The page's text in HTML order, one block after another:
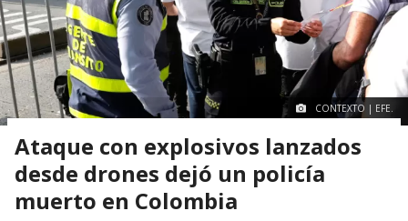
CONTEXTO | EFE.
Ataque con explosivos lanzados
desde drones dejó un policía
muerto en Colombia